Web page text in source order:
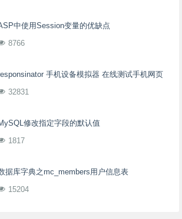
中使用Session变量的优缺点
8766
手机设备模拟器 在线测试手机网页
32831
修改指定字段的默认值
1817
据库字典之mc_members用户信息表
15204